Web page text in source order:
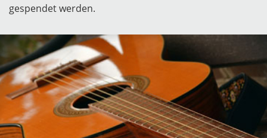
gespendet werden.